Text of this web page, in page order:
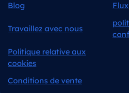
Blog
Travaillez avec nous
Politique relative aux
cookies
Conditions de vente